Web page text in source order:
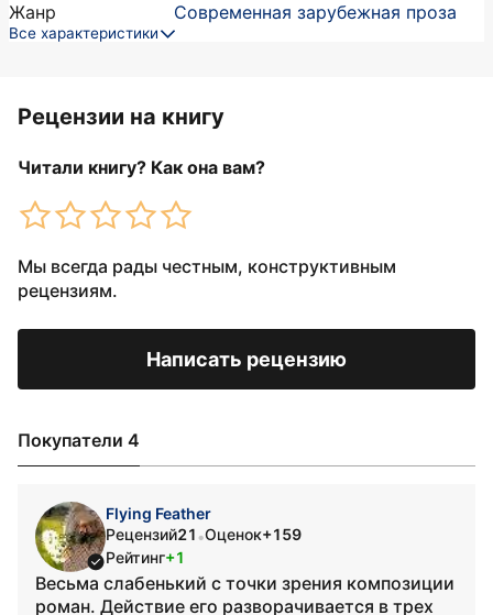
Жанр
Современная зарубежная проза
Все характеристики
Рецензии на книгу
Читали книгу? Как она вам?
Мы всегда рады честным, конструктивным
рецензиям.
Написать рецензию
Покупатели 4
Flying Feather
Рецензий21 •Оценок+159
Рейтинг+1
Весьма слабенький с точки зрения композиции
роман. Действие его разворачивается в трех